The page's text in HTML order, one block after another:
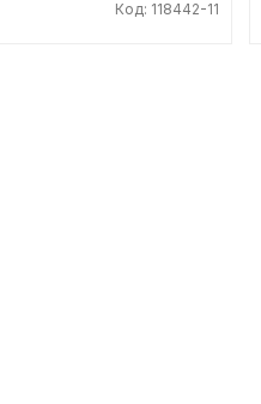
Код: 118442-11